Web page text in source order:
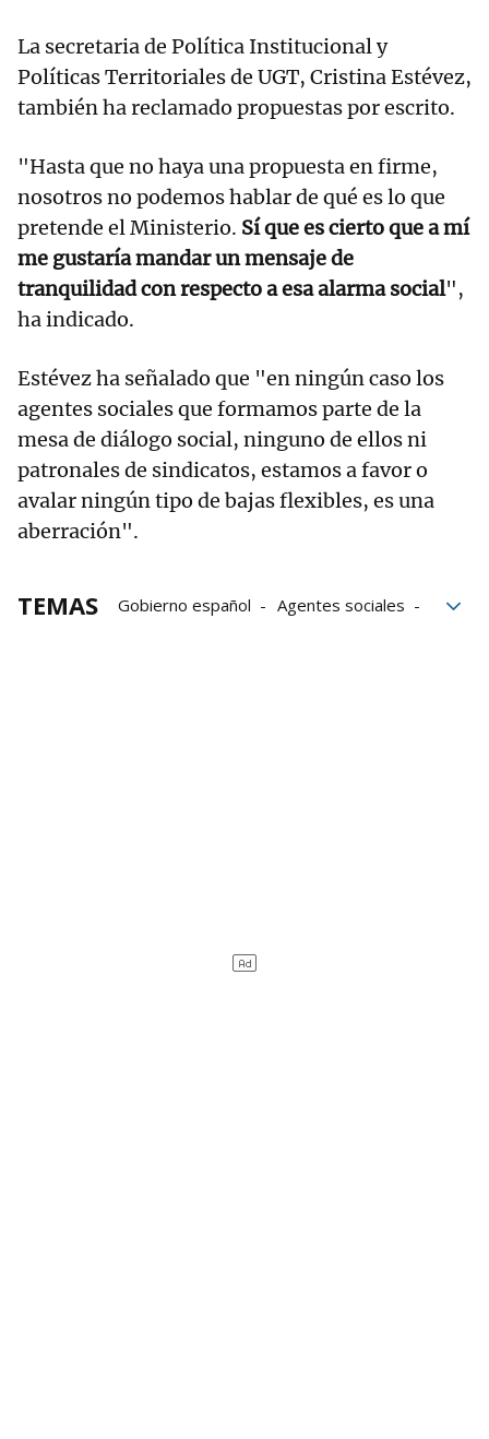
La secretaria de Política Institucional y
Políticas Territoriales de UGT, Cristina Estévez,
también ha reclamado propuestas por escrito.
"Hasta que no haya una propuesta en firme,
nosotros no podemos hablar de qué es lo que
pretende el Ministerio. Sí que es cierto que a mí
me gustaría mandar un mensaje de
tranquilidad con respecto a esa alarma social",
ha indicado.
Estévez ha señalado que "en ningún caso los
agentes sociales que formamos parte de la
mesa de diálogo social, ninguno de ellos ni
patronales de sindicatos, estamos a favor o
avalar ningún tipo de bajas flexibles, es una
aberración".
TEMAS Gobierno español
Agentes sociales